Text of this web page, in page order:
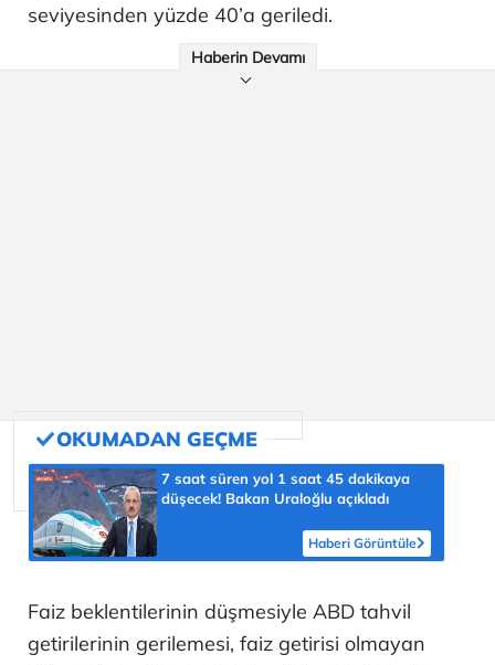
seviyesinden yüzde 40’a geriledi.
Haberin Devamı
7 saat süren yol 1 saat 45 dakikaya
düşecek! Bakan Uraloğlu açıkladı
Haberi Görüntüle
Faiz beklentilerinin düşmesiyle ABD tahvil
getirilerinin gerilemesi, faiz getirisi olmayan